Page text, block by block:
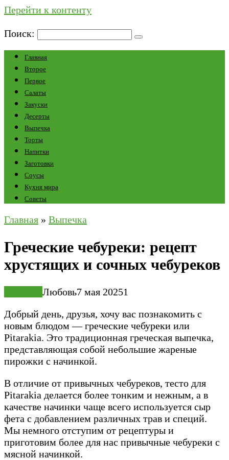
Перейти к контенту
Поиск:
Главная
Второе
Первое
Салаты
Закуски
Десерты
Выпечка
Торты
Напитки
Заготовки
Соусы
Кухня мира
Советы
Главная » Выпечка
Греческие чебуреки: рецепт
хрустящих и сочных чебуреков
Любовь7 мая 20251
Добрый день, друзья, хочу вас познакомить с
новым блюдом — греческие чебуреки или
Pitarakia. Это традиционная греческая выпечка,
представляющая собой небольшие жареные
пирожки с начинкой.
В отличие от привычных чебуреков, тесто для
Pitarakia делается более тонким и нежным, а в
качестве начинки чаще всего используется сыр
фета с добавлением различных трав и специй.
Мы немного отступим от рецептуры и
приготовим более для нас привычные чебуреки с
мясной начинкой.